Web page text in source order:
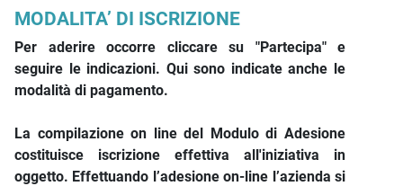
MODALITA’ DI ISCRIZIONE
Per aderire occorre cliccare su "Partecipa" e
seguire le indicazioni. Qui sono indicate anche le
modalità di pagamento.
La compilazione on line del Modulo di Adesione
costituisce iscrizione effettiva all'iniziativa in
oggetto. Effettuando l’adesione on-line l’azienda si